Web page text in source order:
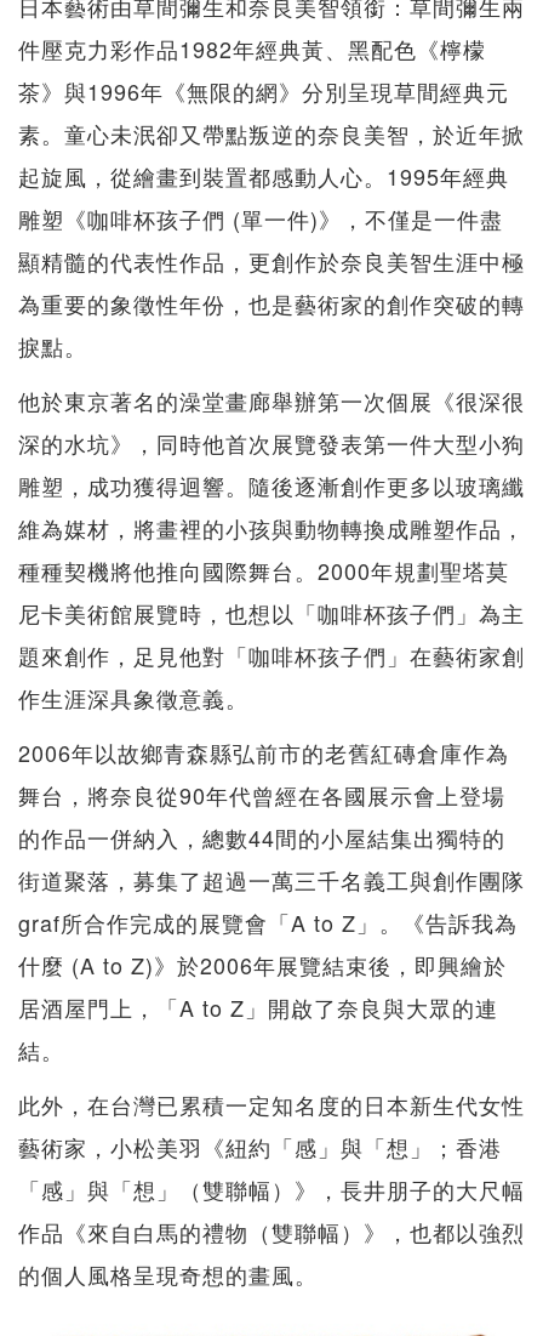
件壓克力彩作品1982年經典黃、黑配色《檸檬
茶》與1996年《無限的網》分別呈現草間經典元
素。童心未泯卻又帶點叛逆的奈良美智，於近年掀
起旋風，從繪畫到裝置都感動人心。1995年經典
雕塑《咖啡杯孩子們 (單一件)》，不僅是一件盡
顯精髓的代表性作品，更創作於奈良美智生涯中極
為重要的象徵性年份，也是藝術家的創作突破的轉
捩點。
他於東京著名的澡堂畫廊舉辦第一次個展《很深很
深的水坑》，同時他首次展覽發表第一件大型小狗
雕塑，成功獲得迴響。隨後逐漸創作更多以玻璃纖
維為媒材，將畫裡的小孩與動物轉換成雕塑作品，
種種契機將他推向國際舞台。2000年規劃聖塔莫
尼卡美術館展覽時，也想以「咖啡杯孩子們」為主
題來創作，足見他對「咖啡杯孩子們」在藝術家創
作生涯深具象徵意義。
2006年以故鄉青森縣弘前市的老舊紅磚倉庫作為
舞台，將奈良從90年代曾經在各國展示會上登場
的作品一併納入，總數44間的小屋結集出獨特的
街道聚落，募集了超過一萬三千名義工與創作團隊
graf所合作完成的展覽會「A to Z」。《告訴我為
什麼 (A to Z)》於2006年展覽結束後，即興繪於
居酒屋門上，「A to Z」開啟了奈良與大眾的連
結。
此外，在台灣已累積一定知名度的日本新生代女性
藝術家，小松美羽《紐約「感」與「想」；香港
「感」與「想」（雙聯幅）》，長井朋子的大尺幅
作品《來自白馬的禮物（雙聯幅）》，也都以強烈
的個人風格呈現奇想的畫風。